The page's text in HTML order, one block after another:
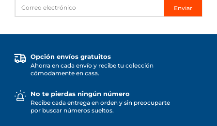
Enviar
Opción envíos gratuitos
Ahorra en cada envío y recibe tu colección
cómodamente en casa.
No te pierdas ningún número
Recibe cada entrega en orden y sin preocuparte
por buscar números sueltos.